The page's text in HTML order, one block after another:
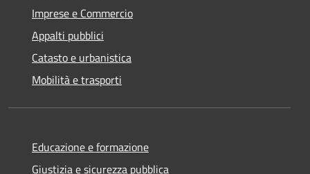
Imprese e Commercio
Appalti pubblici
Catasto e urbanistica
Mobilità e trasporti
Educazione e formazione
Giustizia e sicurezza pubblica